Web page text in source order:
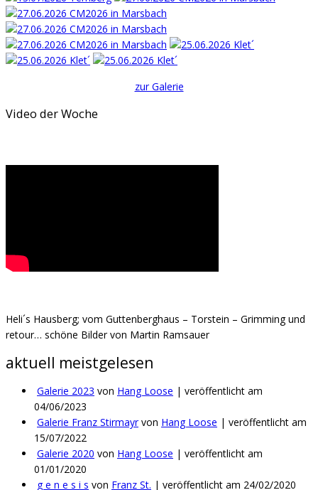
zur Galerie
Video der Woche
Heli´s Hausberg; vom Guttenberghaus – Torstein – Grimming und
retour… schöne Bilder von Martin Ramsauer
aktuell meistgelesen
Galerie 2023 von Hang Loose | veröffentlicht am
04/06/2023
Galerie Franz Stirmayr von Hang Loose | veröffentlicht am
15/07/2022
Galerie 2020 von Hang Loose | veröffentlicht am
01/01/2020
g e n e s i s von Franz St. | veröffentlicht am 24/02/2020